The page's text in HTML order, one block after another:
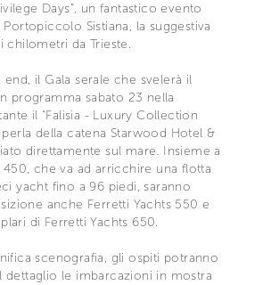
Days”, un fantastico evento
Sistiana, la suggestiva
chilometri da Trieste.
il Gala serale che svelerà il
programma sabato 23 nella
il “Falisia - Luxury Collection
perla della catena Starwood Hotel &
direttamente sul mare. Insieme a
450, che va ad arricchire una flotta
yacht fino a 96 piedi, saranno
anche Ferretti Yachts 550 e
di Ferretti Yachts 650.
scenografia, gli ospiti potranno
dettaglio le imbarcazioni in mostra